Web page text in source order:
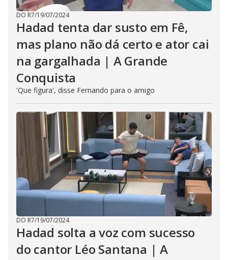
DO R7/19/07/2024
Hadad tenta dar susto em Fê,
mas plano não dá certo e ator cai
na gargalhada | A Grande
Conquista
'Que figura', disse Fernando para o amigo
DO R7/19/07/2024
Hadad solta a voz com sucesso
do cantor Léo Santana | A